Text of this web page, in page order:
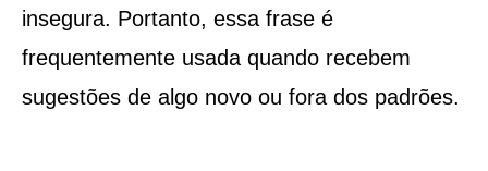
insegura. Portanto, essa frase é
frequentemente usada quando recebem
sugestões de algo novo ou fora dos padrões.